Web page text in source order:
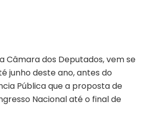
Câmara dos Deputados, vem se
junho deste ano, antes do
Pública que a proposta de
Nacional até o final de